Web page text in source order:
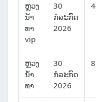
ຫຼວງ
ນໍ້າ
ທາ
vip
30
ກໍລະກົດ
2026
ຫຼວງ
ນໍ້າ
ທາ
30
ກໍລະກົດ
2026